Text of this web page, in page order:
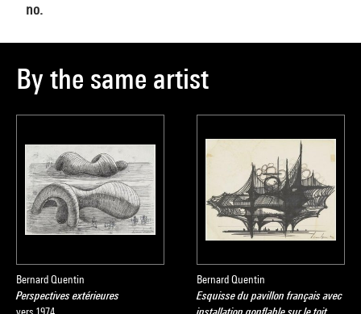
no.
By the same artist
Bernard Quentin
Perspectives extérieures
Bernard Quentin
Esquisse du pavillon français avec